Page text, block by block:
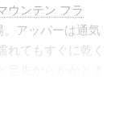
ウンテン フラ
アッパーは通気
れてもすぐに乾く